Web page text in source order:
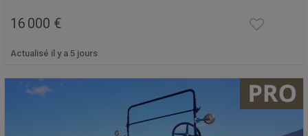
16 000 €
Actualisé il y a 5 jours